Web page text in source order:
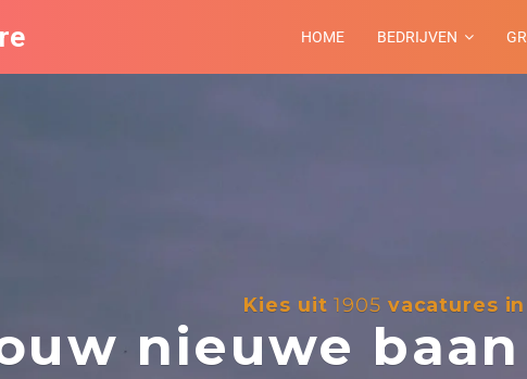
HOME BEDRIJVEN
Kies uit1905 vacatures
nieuwe